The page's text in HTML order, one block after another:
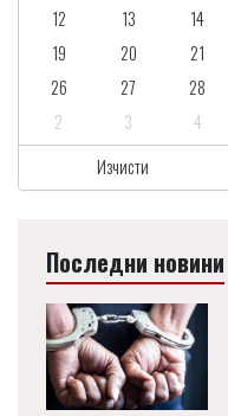
12
13 14
19
20 21
26
27 28
2
3 4
Изчисти
Последни новини